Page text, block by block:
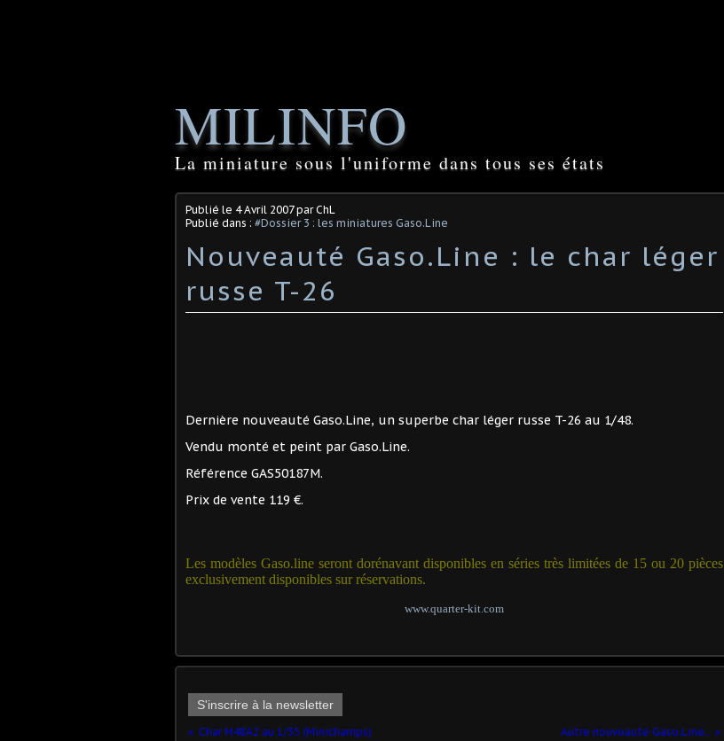
MILINFO
La miniature sous l'uniforme dans tous ses états
Publié le 4 Avril 2007par ChL
Publié dans : #Dossier 3 : les miniatures Gaso.Line
Nouveauté Gaso.Line : le char léger
russe T-26
Dernière nouveauté Gaso.Line, un superbe char léger russe T-26 au 1/48.
Vendu monté et peint par Gaso.Line.
Référence GAS50187M.
Prix de vente 119 €.
Les modèles Gaso.line seront dorénavant disponibles en séries très limitées de 15 ou 20 pièces
exclusivement disponibles sur réservations.
www.quarter-kit.com
S'inscrire à la newsletter
Char M48A2 au 1/35 (Minichamps) Autre nouveauté Gaso.Line..